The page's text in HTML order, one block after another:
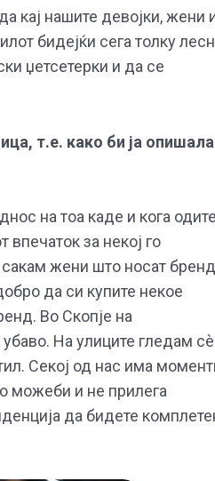
кај нашите девојки, жени
бидејќи сега толку
џетсетерки и да се
т.е. како би ја опишала
на тоа каде и кога
впечаток за некој го
жени што носат бренд
да си купите некое
Во Скопје на
На улиците гледам сè
Секој од нас има
можеби и не прилега
да бидете